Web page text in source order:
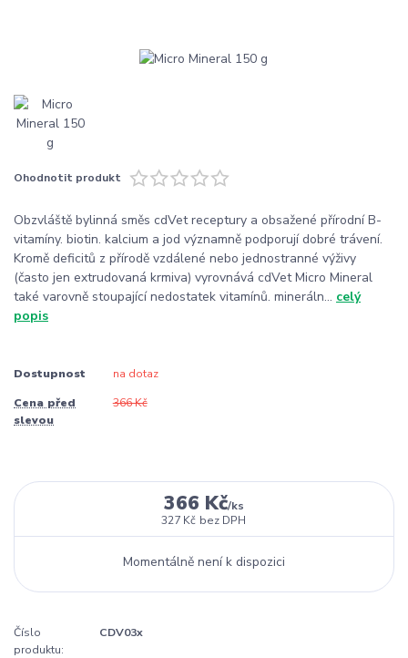
Ohodnotit produkt
Obzvláště bylinná směs cdVet receptury a obsažené přírodní B-
vitamíny. biotin. kalcium a jod významně podporují dobré trávení.
Kromě deficitů z přírodě vzdálené nebo jednostranné výživy
(často jen extrudovaná krmiva) vyrovnává cdVet Micro Mineral
také varovně stoupající nedostatek vitamínů. mineráln... celý
popis
Dostupnost na dotaz
Cena před
slevou
366 Kč
366 Kč/ks
327 Kč bez DPH
Momentálně není k dispozici
Číslo
produktu:
CDV03x